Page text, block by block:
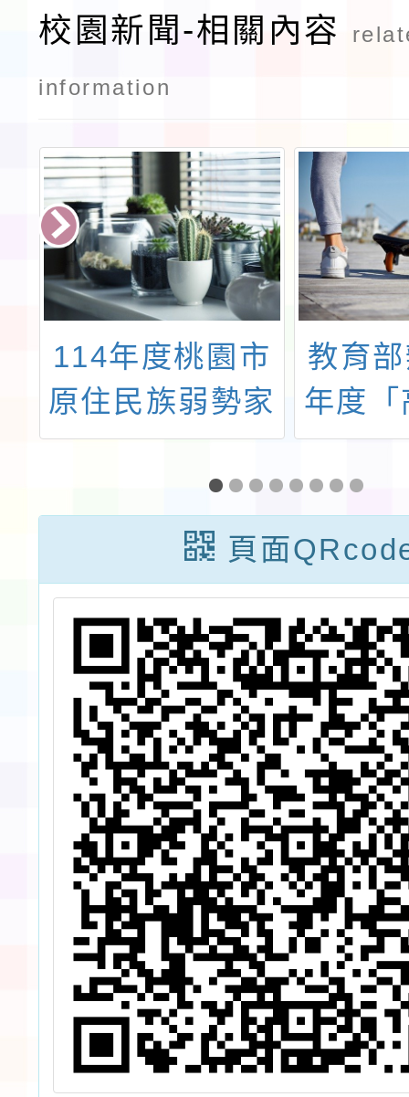
校園新聞-相關內容
information
114年度桃園市
原住民族弱勢家
庭資訊設備補助
教育
年度
以下
語教
人員
實施
頁面